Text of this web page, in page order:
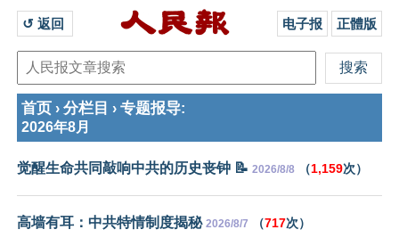
↺ 返回 电子报 正體版
首页 › 分栏目 › 专题报导:
2026年8月
觉醒生命共同敲响中共的历史丧钟 📝 2026/8/8 （1,159次）
高墙有耳：中共特情制度揭秘 2026/8/7 （717次）